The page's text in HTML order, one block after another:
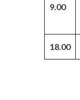
9.00
18.00